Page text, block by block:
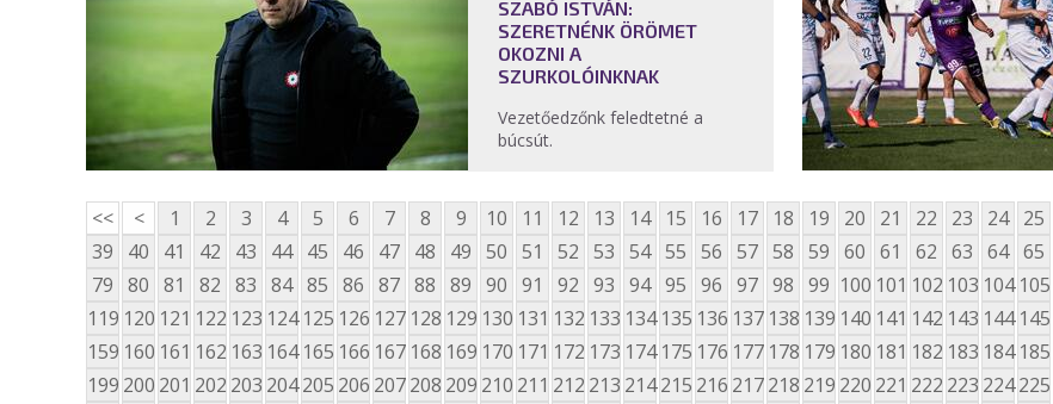
SZABÓ ISTVÁN:
SZERETNÉNK ÖRÖMET
OKOZNI A
SZURKOLÓINKNAK
Vezetőedzőnk feledtetné a
búcsút.
<< < 1 2 3 4 5 6 7 8 9 10 11 12 13 14 15 16 17 18 19 20 21 22 23 24 25
39
40 41 42 43 44 45 46 47 48 49 50 51 52 53 54 55 56 57 58 59 60 61 62 63 64 65
79 80 81 82 83 84 85 86 87 88 89 90 91 92 93 94 95 96 97 98 99 100 101 102 103 104 105
119 120 121 122 123 124 125 126 127 128 129 130 131 132 133 134 135 136 137 138 139 140 141 142 143 144 145
159 160 161 162 163 164 165 166 167 168 169 170 171 172 173 174 175 176 177 178 179 180 181 182 183 184 185
199 200 201 202 203 204205 206 207208 209 210 211 212 213 214215 216 217218 219 220 221 222 223 224225